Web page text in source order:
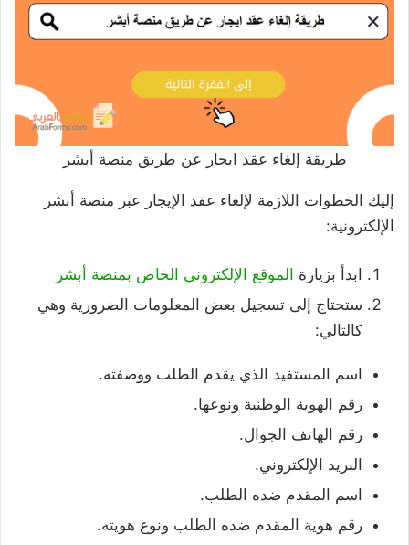
طريقة إلغاء عقد ايجار عن طريق منصة أبشر
إليك الخطوات اللازمة لإلغاء عقد الإيجار عبر منصة أبشر
الإلكترونية:
ابدأ بزيارة الموقع الإلكتروني الخاص بمنصة أبشر
ستحتاج إلى تسجيل بعض المعلومات الضرورية وهي
كالتالي:
اسم المستفيد الذي يقدم الطلب ووصفته.
رقم الهوية الوطنية ونوعها.
رقم الهاتف الجوال.
البريد الإلكتروني.
اسم المقدم ضده الطلب.
رقم هوية المقدم ضده الطلب ونوع هويته.